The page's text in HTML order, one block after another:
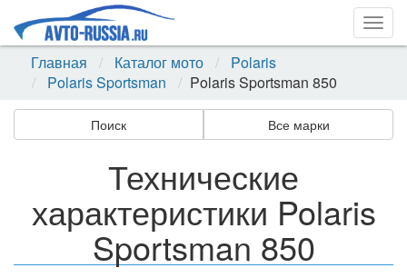
Главная
Каталог мото
Polaris
Polaris Sportsman
Polaris Sportsman 850
Поиск Все марки
Технические
характеристики Polaris
Sportsman 850